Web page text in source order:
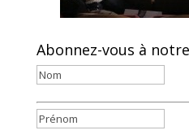
Abonnez-vous à